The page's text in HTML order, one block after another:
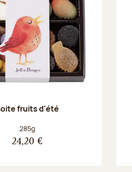
fruits d'été
Poids net :
285g
24,20 €